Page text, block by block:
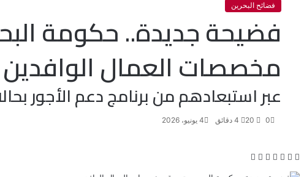
فضائح البحرين
فضيحة جديدة.. حكومة
مخصصات العمال الوافدين
عبر استبعادهم من برنامج دعم الأجور
4 يونيو، 2026 0
ف
ي
ت ل
ب